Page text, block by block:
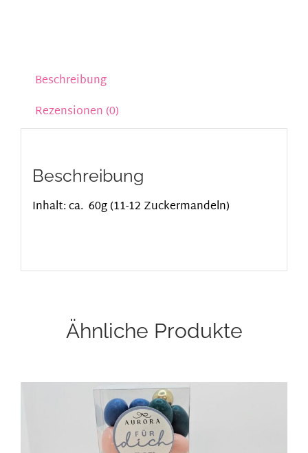
Beschreibung
Rezensionen (0)
Beschreibung
Inhalt: ca. 60g (11-12 Zuckermandeln)
Ähnliche Produkte